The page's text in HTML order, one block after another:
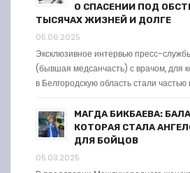
О СПАСЕНИИ ПОД
ТЫСЯЧАХ ЖИЗНЕЙ И ДОЛГЕ
05.06.2025
Эксклюзивное интервью пресс-
(бывшая медсанчасть) с врачом, для
в Белгородскую область стали
МАГДА БИКБАЕВА:
КОТОРАЯ СТАЛА
ДЛЯ БОЙЦОВ
05.03.2025